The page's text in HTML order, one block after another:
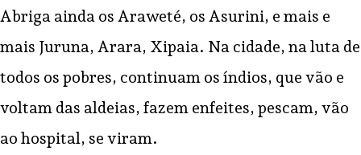
Abriga ainda os Araweté, os Asurini, e mais e
mais Juruna, Arara, Xipaia. Na cidade, na luta de
todos os pobres, continuam os índios, que vão e
voltam das aldeias, fazem enfeites, pescam, vão
ao hospital, se viram.